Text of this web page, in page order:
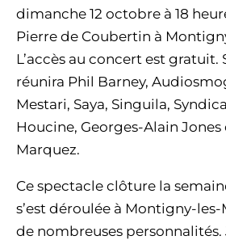
dimanche 12 octobre à 18
Pierre de Coubertin à
L’accès au concert est gratuit.
réunira Phil Barney,
Mestari, Saya, Singuila,
Houcine, Georges-Alain Jones
Marquez.
Ce spectacle clôture la
s’est déroulée à Montigny-
de nombreuses personnalités.